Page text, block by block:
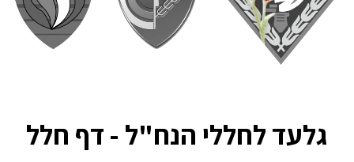
גלעד לחללי הנח"ל - דף חלל